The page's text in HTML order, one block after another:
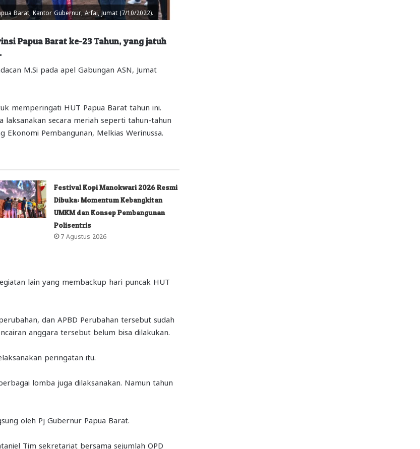
Barat, Kantor Gubernur, Arfai, Jumat (7/10/2022).
Papua Barat ke-23 Tahun, yang jatuh
M.Si pada apel Gabungan ASN, Jumat
memperingati HUT Papua Barat tahun ini.
laksanakan secara meriah seperti tahun-tahun
Pembangunan, Melkias Werinussa.
Festival Kopi Manokwari 2026 Resmi
Dibuka: Momentum Kebangkitan
UMKM dan Konsep Pembangunan
Polisentris
7 Agustus 2026
lain yang membackup hari puncak HUT
dan APBD Perubahan tersebut sudah
anggara tersebut belum bisa dilakukan.
peringatan itu.
lomba juga dilaksanakan. Namun tahun
oleh Pj Gubernur Papua Barat.
Tim sekretariat bersama sejumlah OPD